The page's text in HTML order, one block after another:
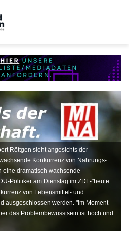
Röttgen sieht angesichts der
Konkurrenz von Nahrungs-
eine dramatisch wachsende
Politiker am Dienstag im ZDF-"heute
von Lebensmittel- und
ausgeschlossen werden. "Im Moment
das Problembewusstsein ist hoch und